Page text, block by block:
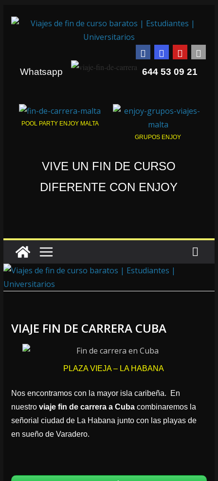
Whatsapp 644 53 09 21
POOL PARTY ENJOY MALTA
GRUPOS ENJOY
VIVE UN FIN DE CURSO
DIFERENTE CON ENJOY
VIAJE FIN DE CARRERA CUBA
PLAZA VIEJA – LA HABANA
Nos encontramos con la mayor isla caribeña. En
nuestro viaje fin de carrera a Cubacombinaremos la
señorial ciudad de La Habana junto con las playas de
en sueño de Varadero.